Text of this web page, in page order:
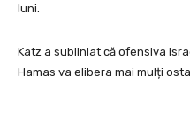
luni.
Katz a subliniat că ofensiva
Hamas va elibera mai mulți